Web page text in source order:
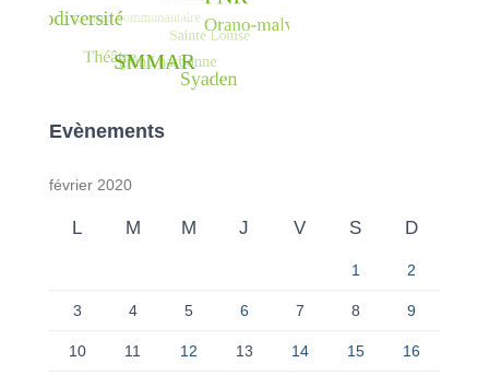
Evènements
février 2020
L M M J V S D
1 2
3 4 5 6 7 8 9
10 11 12 13 14 15 16